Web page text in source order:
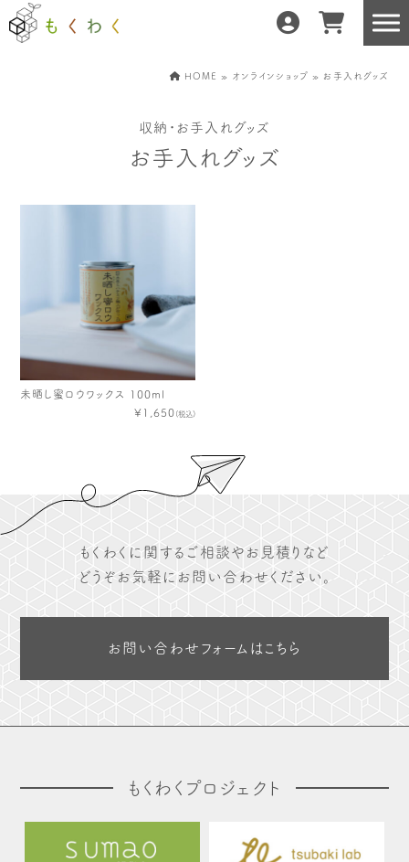
もくわくだけの特徴 地域の職人の手仕事で
どんな暮らしにもフィット 森と暮らしを環る
産地・製造所紹介
産地との相性診断
お知らせ
もくわく的 わくわく暮らし
メディア掲載＆プレスリリース
全て見る
HOME » オンラインショップ » お手入れグッズ
収納・お手入れグッズ
お手入れグッズ
未晒し蜜ロウワックス 100ml
¥1,650 (税込)
もくわくに関するご相談やお見積りなど
どうぞお気軽にお問い合わせください。
お問い合わせフォームはこちら
もくわくプロジェクト